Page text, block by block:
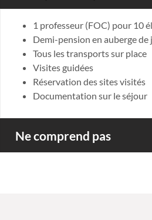
1 professeur (FOC) pour 10
Demi-pension en auberge de
Tous les transports sur place
Visites guidées
Réservation des sites visités
Documentation sur le séjour
Ne comprend pas